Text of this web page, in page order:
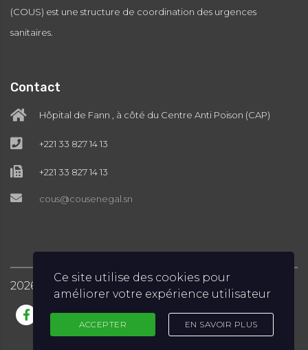
(COUS) est une structure de coordination des urgences
sanitaires.
Contact
Hôpital de Fann , à côté du Centre Anti Poison (CAP)
+221 33 827 14 13
+221 33 827 14 13
cous@cousenegal.sn
2026 COUS © Tous droits réservés
Ce site utilise des cookies pour
améliorer votre expérience utilisateur
ACCEPTER EN SAVOIR PLUS